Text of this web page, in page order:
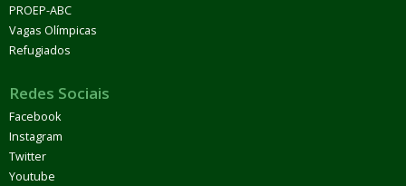
PROEP-ABC
Vagas Olímpicas
Refugiados
Redes Sociais
Facebook
Instagram
Twitter
Youtube